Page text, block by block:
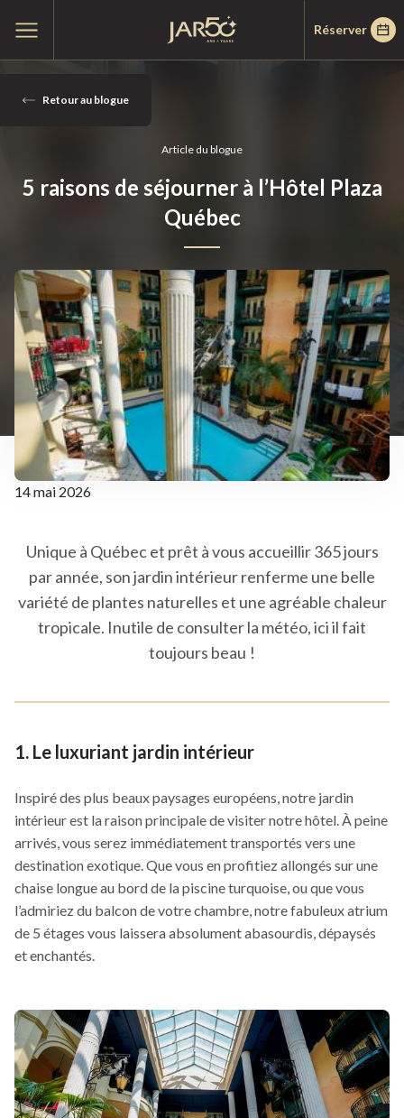
au
contenumenu
Réserver
Retour au blogue
Article du blogue
5 raisons de séjourner à l’Hôtel Plaza
Québec
Created
Les
Hôtels
JARO
14 mai 2026
Unique à Québec et prêt à vous accueillir 365 jours
par année, son jardin intérieur renferme une belle
variété de plantes naturelles et une agréable chaleur
tropicale. Inutile de consulter la météo, ici il fait
toujours beau !
1. Le luxuriant jardin intérieur
Inspiré des plus beaux paysages européens, notre jardin
intérieur est la raison principale de visiter notre hôtel. À peine
arrivés, vous serez immédiatement transportés vers une
destination exotique. Que vous en profitiez allongés sur une
chaise longue au bord de la piscine turquoise, ou que vous
l’admiriez du balcon de votre chambre, notre fabuleux atrium
de 5 étages vous laissera absolument abasourdis, dépaysés
et enchantés.